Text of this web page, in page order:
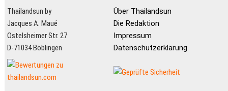
Thailandsun by
Jacques A. Maué
Ostelsheimer Str. 27
D-71034 Böblingen
Über Thailandsun
Die Redaktion
Impressum
Datenschutzerklärung